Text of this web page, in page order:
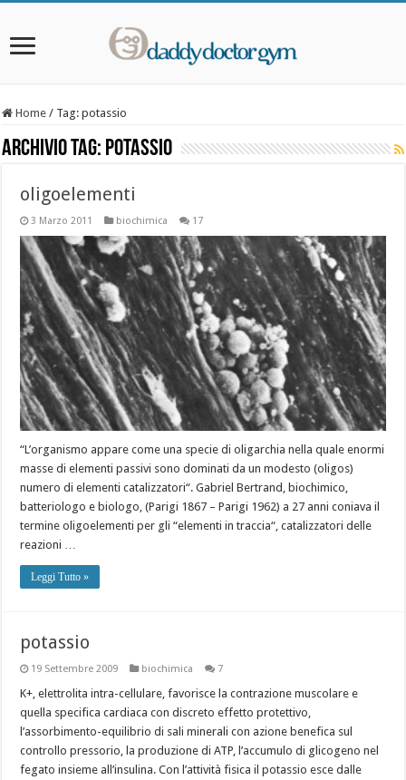
Home / Tag:potassio
Archivio Tag: potassio
oligoelementi
3 Marzo 2011 biochimica 17
“L’organismo appare come una specie di oligarchia nella quale enormi
masse di elementi passivi sono dominati da un modesto (oligos)
numero di elementi catalizzatori“. Gabriel Bertrand, biochimico,
batteriologo e biologo, (Parigi 1867 – Parigi 1962) a 27 anni coniava il
termine oligoelementi per gli “elementi in traccia“, catalizzatori delle
reazioni …
Leggi Tutto »
potassio
19 Settembre 2009 biochimica 7
K+, elettrolita intra-cellulare, favorisce la contrazione muscolare e
quella specifica cardiaca con discreto effetto protettivo,
l’assorbimento-equilibrio di sali minerali con azione benefica sul
controllo pressorio, la produzione di ATP, l’accumulo di glicogeno nel
fegato insieme all’insulina. Con l’attività fisica il potassio esce dalle